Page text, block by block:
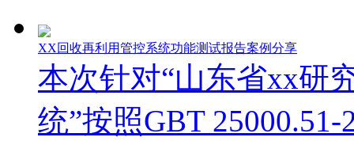
XX回收再利用管控系统功能测试报告案例分享
本次针对“山东省xx研
统”按照GBT